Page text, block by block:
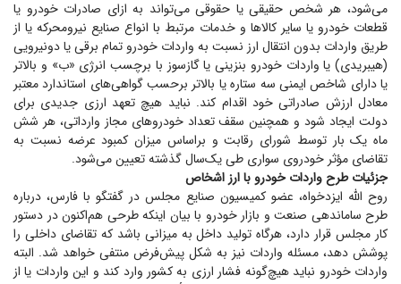
می‌شود، هر شخص حقیقی یا حقوقی می‌تواند به ازای صادرات خودرو یا
قطعات خودرو یا سایر کالا‌ها و خدمات مرتبط با انواع صنایع نیرومحرکه یا از
طریق واردات بدون انتقال ارز نسبت به واردات خودرو تمام برقی یا دونیرویی
(هیبریدی) یا واردات خودرو بنزینی یا گازسوز با برچسب انرژی «ب» و بالاتر
یا دارای شاخص ایمنی سه ستاره یا بالاتر برحسب گواهی‌های استاندارد معتبر
معادل ارزش صادراتی خود اقدام کند. نباید هیچ تعهد ارزی جدیدی برای
دولت ایجاد شود و همچنین سقف تعداد خودرو‌های مجاز وارداتی، هر شش
ماه یک بار توسط شورای رقابت و براساس میزان کمبود عرضه نسبت به
تقاضای مؤثر خودروی سواری طی یک‌سال گذشته تعیین می‌شود.
جزئیات طرح واردات خودرو با ارز اشخاص
روح الله ایزدخواه، عضو کمیسیون صنایع مجلس در گفتگو با فارس، درباره
طرح ساماندهی صنعت و بازار خودرو با بیان اینکه طرحی هم‌اکنون در دستور
کار مجلس قرار دارد، هرگاه تولید داخل به میزانی باشد که تقاضای داخلی را
پوشش دهد، مسئله واردات نیز به شکل پیش‌فرض منتفی خواهد شد. البته
واردات خودرو نباید هیچ‌گونه فشار ارزی به کشور وارد کند و این واردات یا از